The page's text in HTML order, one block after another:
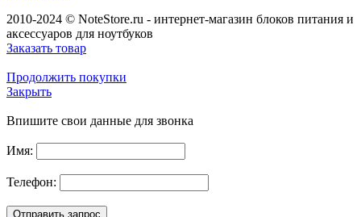
2010-2024 © NoteStore.ru - интернет-магазин блоков питания и
аксессуаров для ноутбуков
Заказать товар
Продолжить покупки
Закрыть
Впишите свои данные для звонка
Имя:
Телефон: